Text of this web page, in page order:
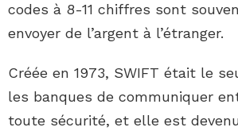
codes à 8-11 chiffres sont
envoyer de l’argent à l’étranger.
Créée en 1973, SWIFT était le
les banques de communiquer
toute sécurité, et elle est